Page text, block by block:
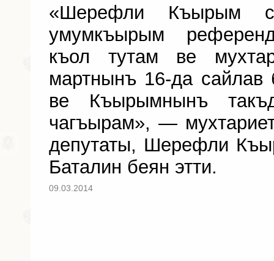
«Шерефли Къырым
умумкъырым
къол тутам ве
мартнынъ 16-да сайлав
ве Къырымнынъ
чагъырам», —
депутаты, Шерефли
Баталин беян этти.
09.03.2014